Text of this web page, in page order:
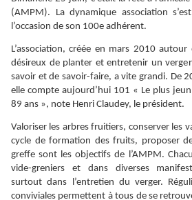
(AMPM). La dynamique association
l’occasion de son 100e adhérent.
L’association, créée en mars 2010
désireux de planter et entretenir un
savoir et de savoir-faire, a vite grandi. De
elle compte aujourd’hui 101 « Le plus
89 ans », note Henri Claudey, le président.
Valoriser les arbres fruitiers, conserver les
cycle de formation des fruits, proposer
greffe sont les objectifs de l’AMPM.
vide-greniers et dans diverses
surtout dans l’entretien du verger.
conviviales permettent à tous de se